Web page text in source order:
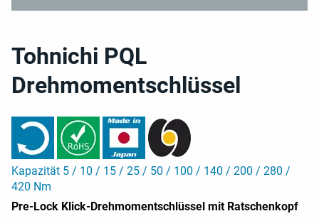
Tohnichi PQL
Drehmomentschlüssel
Kapazität 5 / 10 / 15 / 25 / 50 / 100 / 140 / 200 / 280 /
420 Nm
Pre-Lock Klick-Drehmomentschlüssel mit Ratschenkopf